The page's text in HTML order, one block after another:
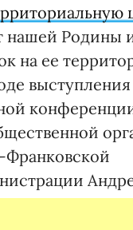
нашей Родины
на ее
Франковской